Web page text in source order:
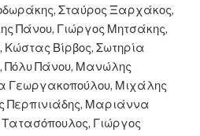
Σταύρος Ξαρχάκος,
Πάνου, Γιώργος Μητσάκης,
Βίρβος, Σωτηρία
Πόλυ Πάνου, Μανώλης
Γεωργακοπούλου, Μιχάλης
Περπινιάδης, Μαριάννα
Γιώργος